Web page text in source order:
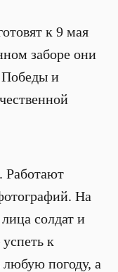
к 9 мая
заборе они
Победы и
Работают
На
солдат и
к
погоду, а